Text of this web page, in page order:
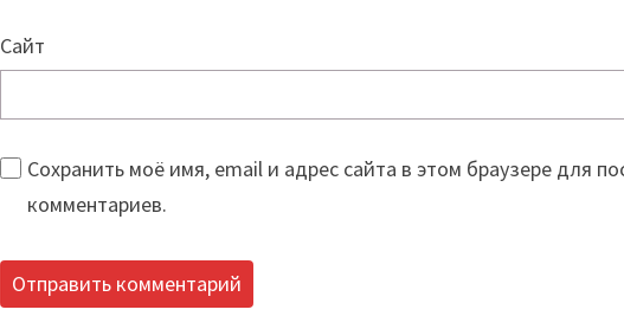
Сайт
Сохранить моё имя, email и адрес сайта в этом браузере для
комментариев.